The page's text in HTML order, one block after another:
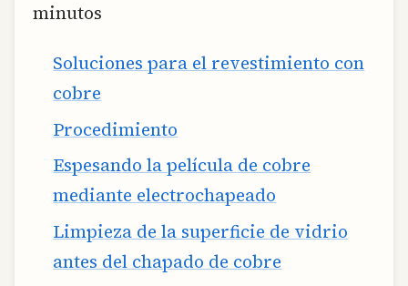
minutos
Soluciones para el revestimiento con
cobre
Procedimiento
Espesando la película de cobre
mediante electrochapeado
Limpieza de la superficie de vidrio
antes del chapado de cobre